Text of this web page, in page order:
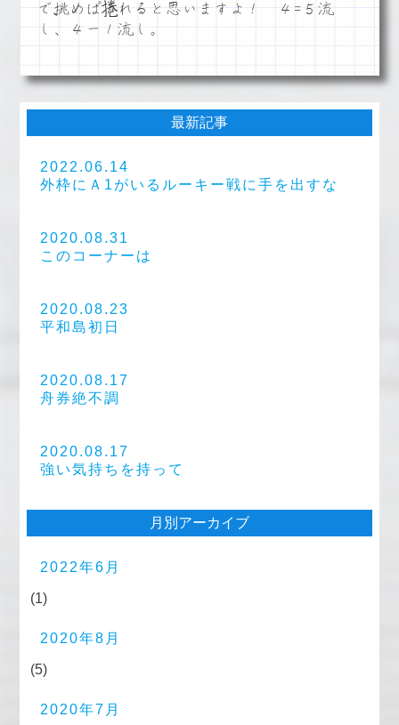
で挑めば捲れると思いますよ！ ４=５流
し、４－１流し。
最新記事
2022.06.14
外枠にＡ1がいるルーキー戦に手を出すな
2020.08.31
このコーナーは
2020.08.23
平和島初日
2020.08.17
舟券絶不調
2020.08.17
強い気持ちを持って
月別アーカイブ
2022年6月
(1)
2020年8月
(5)
2020年7月